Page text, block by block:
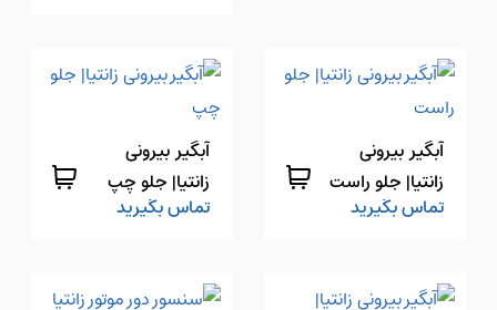
آبگیر بیرونی
زانتیا| جلو راست
تماس بگیرید
آبگیر بیرونی
زانتیا| جلو چپ
تماس بگیرید